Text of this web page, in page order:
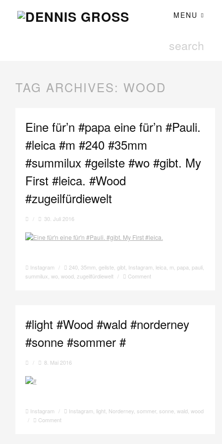
MENU
TAG ARCHIVES: WOOD
Eine für’n #papa eine für’n #Pauli.
#leica #m #240 #35mm
#summilux #geilste #wo #gibt. My
First #leica. #Wood
#zugeilfürdiewelt
/ 30. Juli 2016
Instagram / 240, 35mm geilste, gibt, Instagram leica m papa pauli,
summilux wo, wood zugeilfürdiewelt / Comment
#light #Wood #wald #norderney
#sonne #sommer #
/ 8. Mai 2016
Instagram / Instagram light, Norderney, sommer, sonne, wald wood
/
Comment